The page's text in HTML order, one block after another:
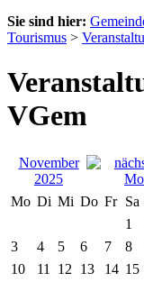
Sie sind hier:
Tourismus >
VGem
November
2025
Mo Di Mi Do Fr Sa
1
3
4 5 6 7 8
10
11 12 13 14 15